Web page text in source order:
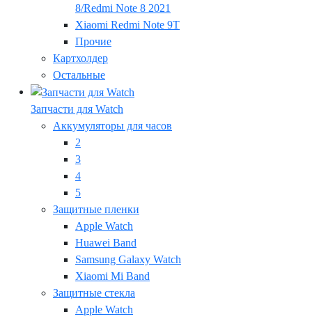
8/Redmi Note 8 2021
Xiaomi Redmi Note 9T
Прочие
Картхолдер
Остальные
Запчасти для Watch
Аккумуляторы для часов
2
3
4
5
Защитные пленки
Apple Watch
Huawei Band
Samsung Galaxy Watch
Xiaomi Mi Band
Защитные стекла
Apple Watch